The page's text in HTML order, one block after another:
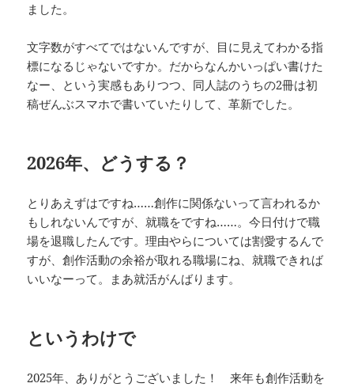
ました。
文字数がすべてではないんですが、目に見えてわかる指
標になるじゃないですか。だからなんかいっぱい書けた
なー、という実感もありつつ、同人誌のうちの2冊は初
稿ぜんぶスマホで書いていたりして、革新でした。
2026年、どうする？
とりあえずはですね……創作に関係ないって言われるか
もしれないんですが、就職をですね……。今日付けで職
場を退職したんです。理由やらについては割愛するんで
すが、創作活動の余裕が取れる職場にね、就職できれば
いいなーって。まあ就活がんばります。
というわけで
2025年、ありがとうございました！ 来年も創作活動を